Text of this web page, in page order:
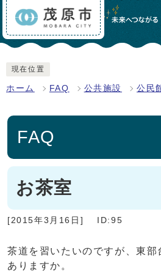
現在位置
ホーム FAQ 公共施設 公民
FAQ
お茶室
[2015年3月16日] ID:95
茶道を習いたいのですが、東部
ありますか。